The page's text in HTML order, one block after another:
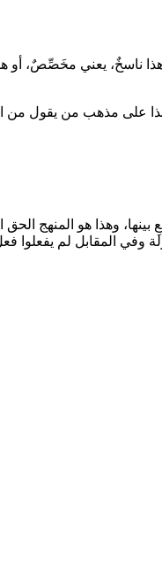
ناسخٌ، يعني مخَصِّصٌ، أو
على مذهب من يقول من
وهذا هو المنهج
المقابل لم يفعلوا